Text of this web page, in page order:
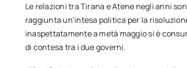
Le relazioni tra Tirana e Atene negli anni
raggiunta un’intesa politica per la
inaspettatamente a metà maggio si è
di contesa tra i due governi.